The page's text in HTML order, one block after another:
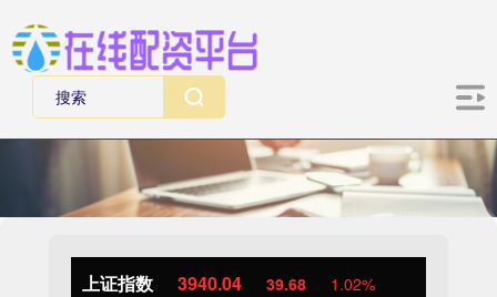
上证指数 3940.04 39.68 1.02%